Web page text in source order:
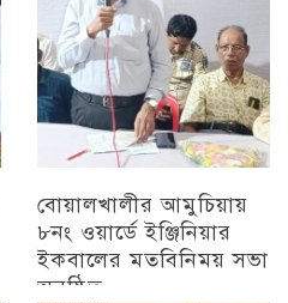
বোয়ালখালীর আমুচিয়ায়
৮নং ওয়ার্ডে ইঞ্জিনিয়ার
ইকবালের মতবিনিময় সভা
অনুষ্ঠিত